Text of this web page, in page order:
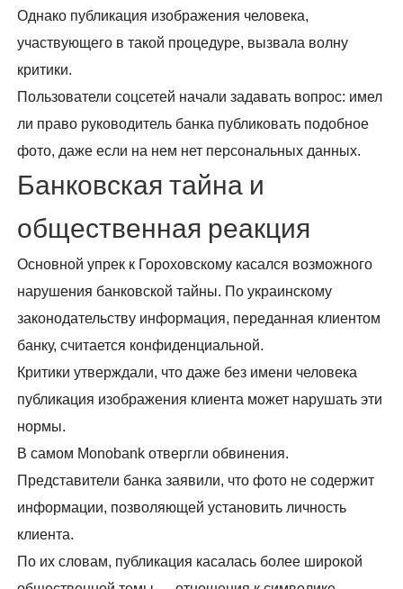
Однако публикация изображения человека,
участвующего в такой процедуре, вызвала волну
критики.
Пользователи соцсетей начали задавать вопрос: имел
ли право руководитель банка публиковать подобное
фото, даже если на нем нет персональных данных.
Банковская тайна и
общественная реакция
Основной упрек к Гороховскому касался возможного
нарушения банковской тайны. По украинскому
законодательству информация, переданная клиентом
банку, считается конфиденциальной.
Критики утверждали, что даже без имени человека
публикация изображения клиента может нарушать эти
нормы.
В самом Monobank отвергли обвинения.
Представители банка заявили, что фото не содержит
информации, позволяющей установить личность
клиента.
По их словам, публикация касалась более широкой